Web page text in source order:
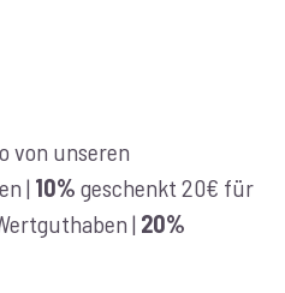
von unseren
| 10% geschenkt 20€ für
| 20%